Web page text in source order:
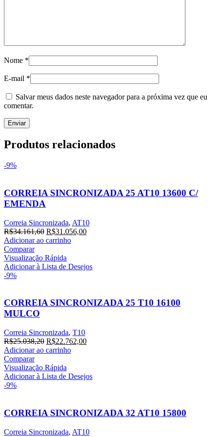
Nome *
E-mail *
Salvar meus dados neste navegador para a próxima vez que eu
comentar.
Produtos relacionados
-9%
CORREIA SINCRONIZADA 25 AT10 13600 C/
EMENDA
Correia Sincronizada, AT10
R$34.161,60 O
preço
era:
R$34.161,60.
R$31.056,00O
R$31.056,00.
Adicionar ao carrinho
Comparar
Visualização Rápida
Adicionar à Lista de Desejos
-9%
CORREIA SINCRONIZADA 25 T10 16100
MULCO
Correia Sincronizada, T10
R$25.038,20 O
preço
era:
R$25.038,20.
R$22.762,00O
R$22.762,00.
Adicionar ao carrinho
Comparar
Visualização Rápida
Adicionar à Lista de Desejos
-9%
CORREIA SINCRONIZADA 32 AT10 15800
Correia Sincronizada, AT10